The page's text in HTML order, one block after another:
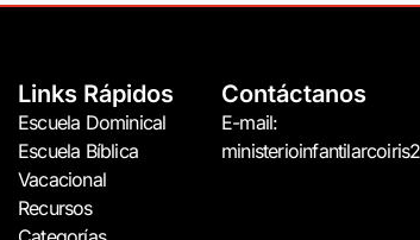
Links Rápidos
Escuela Dominical
Escuela Bíblica
Vacacional
Recursos
Contáctanos
E-mail: